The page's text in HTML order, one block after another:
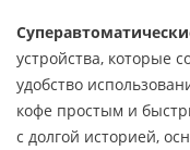
устройства, которые
удобство
кофе простым и
с долгой историей,